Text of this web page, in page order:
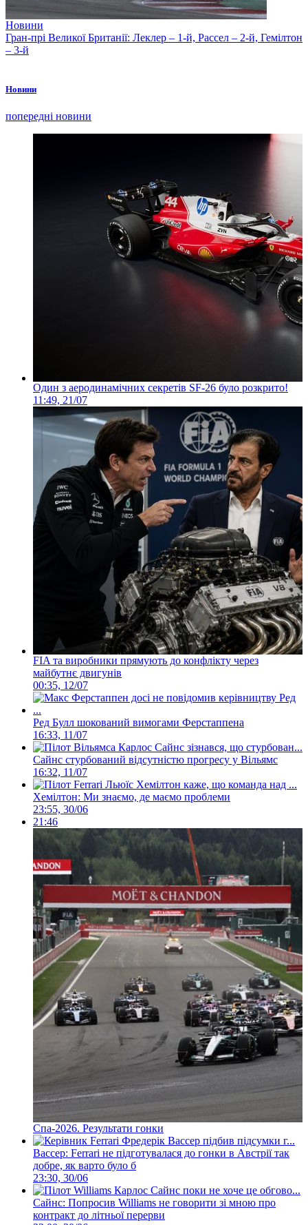
Новини
Гран-прі Великої Британії: Леклер – 1-й, Рассел – 2-й, Гемілтон
– 3-й
Новини
попередні новини
Один з аеродинамічних секретів SF-26 було розкрито!
11:49, 21/07
FIA та виробники прямують до конфлікту через
майбутнє двигунів
00:35, 12/07
Ред Булл шокований вимогами Ферстаппена
16:33, 11/07
Сайнс стурбований відсутністю прогресу у Вільямс
16:32, 11/07
Хемілтон: Ми знаємо, де маємо проблеми
23:55, 30/06
21:46
Спа-2026. Результати гонки
Вассер: Ferrari не підготувалася до гонки в Австрії так
добре, як варто було б
23:30, 30/06
Сайнс: Попросив Williams не говорити зі мною про
контракт до літньої перерви